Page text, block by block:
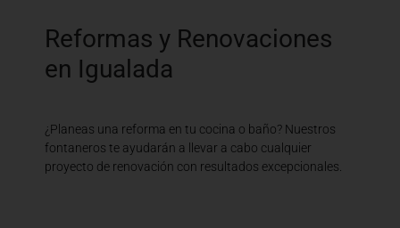
Reformas y Renovaciones
en Igualada
¿Planeas una reforma en tu cocina o baño? Nuestros
fontaneros te ayudarán a llevar a cabo cualquier
proyecto de renovación con resultados excepcionales.